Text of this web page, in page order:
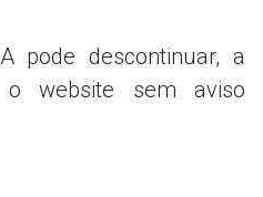
pode descontinuar, a
o website sem aviso